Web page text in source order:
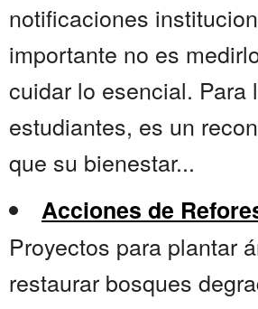
notificaciones
importante no es
cuidar lo esencial. Para
estudiantes, es un
que su bienestar...
Acciones de
Proyectos para plantar
restaurar bosques